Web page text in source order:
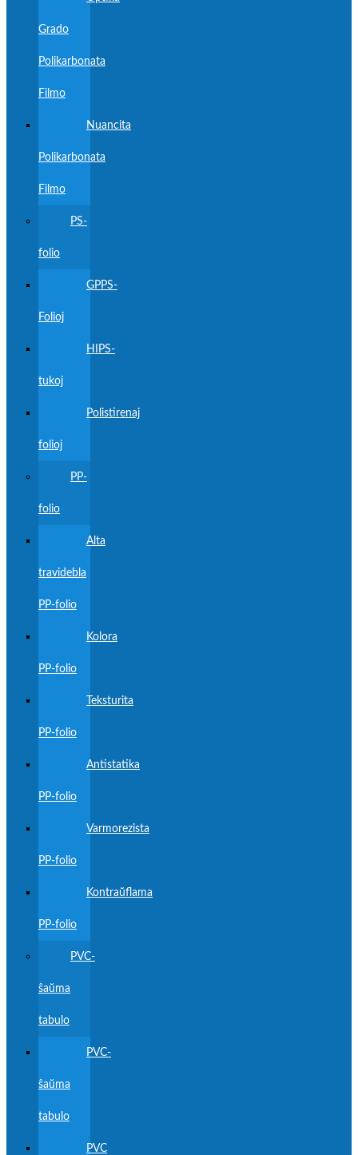
Grado
Polikarbonata
Filmo
Nuancita
Polikarbonata
Filmo
PS-
folio
GPPS-
Folioj
HIPS-
tukoj
Polistirenaj
folioj
PP-
folio
Alta
travidebla
PP-folio
Kolora
PP-folio
Teksturita
PP-folio
Antistatika
PP-folio
Varmorezista
PP-folio
Kontraŭflama
PP-folio
PVC-
ŝaŭma
tabulo
PVC-
ŝaŭma
tabulo
PVC